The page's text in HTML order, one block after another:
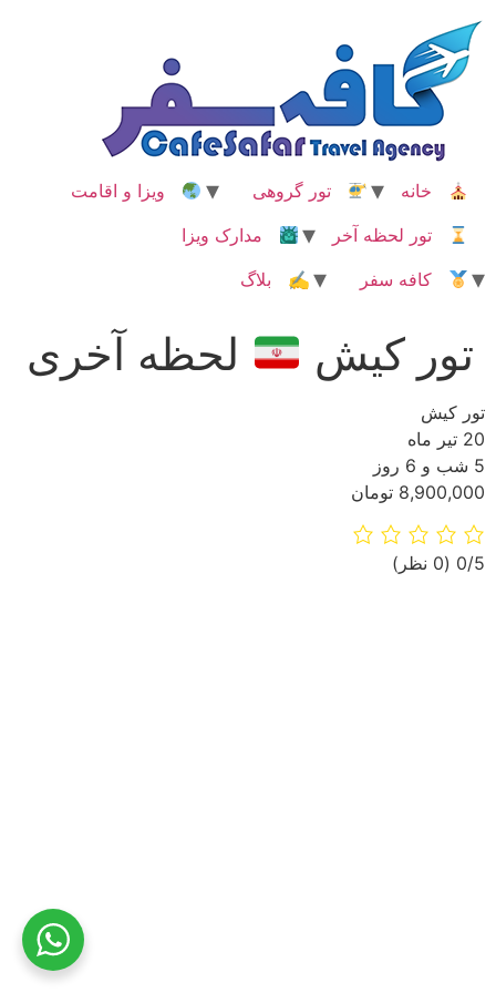
محتوا
خانه تور گروهی
ویزا و اقامت
تور لحظه آخر
مدارک ویزا
کافه سفر
✍ بلاگ
تور کیش لحظه آخری
تور کیش
20 تیر ماه
5 شب و 6 روز
8,900,000 تومان
‫0/5 ‫(0 نظر)